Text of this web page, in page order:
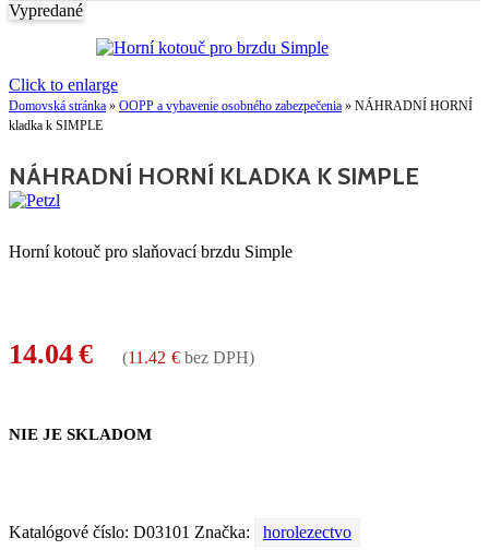
Vypredané
Click to enlarge
Domovská stránka » OOPP a vybavenie osobného zabezpečenia » NÁHRADNÍ HORNÍ
kladka k SIMPLE
NÁHRADNÍ HORNÍ KLADKA K SIMPLE
Horní kotouč pro slaňovací brzdu Simple
14.04€ (11.42 € bez DPH)
NIE JE SKLADOM
Katalógové číslo: D03101 Značka: horolezectvo